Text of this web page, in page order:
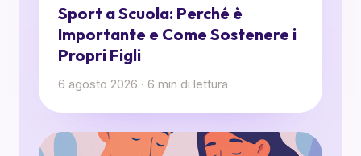
Sport a Scuola: Perché è
Importante e Come Sostenere i
Propri Figli
6 agosto 2026 · 6 min di lettura